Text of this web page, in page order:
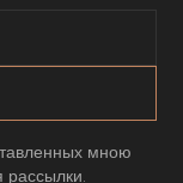
мною